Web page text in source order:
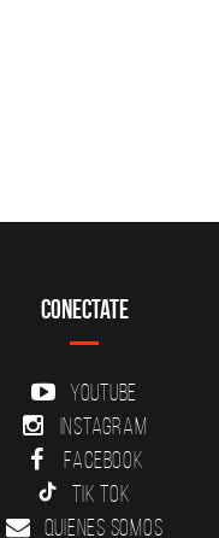
Conectate
YouTube
Instagram
Facebook
Tik Tok
Quienes somos